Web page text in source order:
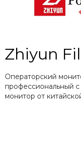
Zhiyun
Операторский
профессиональный с
монитор от